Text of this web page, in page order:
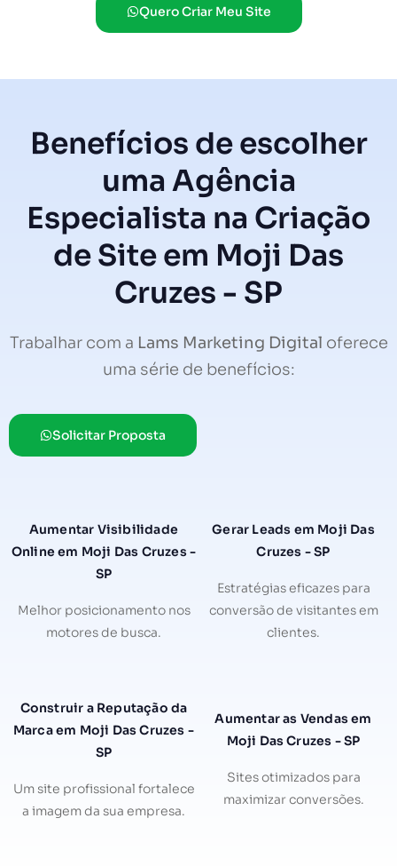
Quero Criar Meu Site
Benefícios de escolher
uma Agência
Especialista na Criação
de Site em Moji Das
Cruzes - SP
Trabalhar com a Lams Marketing Digital oferece
uma série de benefícios:
Solicitar Proposta
Aumentar Visibilidade
Online em Moji Das Cruzes -
SP
Melhor posicionamento nos
motores de busca.
Gerar Leads em Moji Das
Cruzes - SP
Estratégias eficazes para
conversão de visitantes em
clientes.
Construir a Reputação da
Marca em Moji Das Cruzes -
SP
Um site profissional fortalece
a imagem da sua empresa.
Aumentar as Vendas em
Moji Das Cruzes - SP
Sites otimizados para
maximizar conversões.